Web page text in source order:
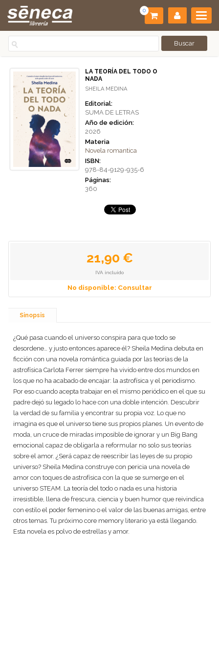
0
LA TEORÍA DEL TODO O
NADA
SHEILA MEDINA
Editorial:
SUMA DE LETRAS
Año de edición:
2026
Materia
Novela romantica
ISBN:
978-84-9129-935-6
Páginas:
360
21,90 €
IVA incluido
No disponible: Consultar
Sinopsis
¿Qué pasa cuando el universo conspira para que todo se
desordene… y justo entonces aparece él? Sheila Medina debuta en
ficción con una novela romántica guiada por las teorías de la
astrofísica Carlota Ferrer siempre ha vivido entre dos mundos en
los que no ha acabado de encajar: la astrofísica y el periodismo.
Por eso cuando acepta trabajar en el mismo periódico en el que su
padre dejó su legado lo hace con una doble intención. Descubrir
la verdad de su familia y encontrar su propia voz. Lo que no
imagina es que el universo tiene sus propios planes. Un evento de
moda, un cruce de miradas imposible de ignorar y un Big Bang
emocional capaz de obligarla a reformular no solo sus teorías
sobre el amor. ¿Será capaz de reescribir las leyes de su propio
universo? Sheila Medina construye con pericia una novela de
amor con toques de astrofísica con la que se sumerge en el
universo STEAM. La teoría del todo o nada es una historia
irresistible, llena de frescura, ciencia y buen humor que reivindica
con estilo el poder femenino o el valor de las buenas amigas, entre
otros temas. Tu próximo core memory literario ya está llegando.
Esta novela es polvo de estrellas y amor.